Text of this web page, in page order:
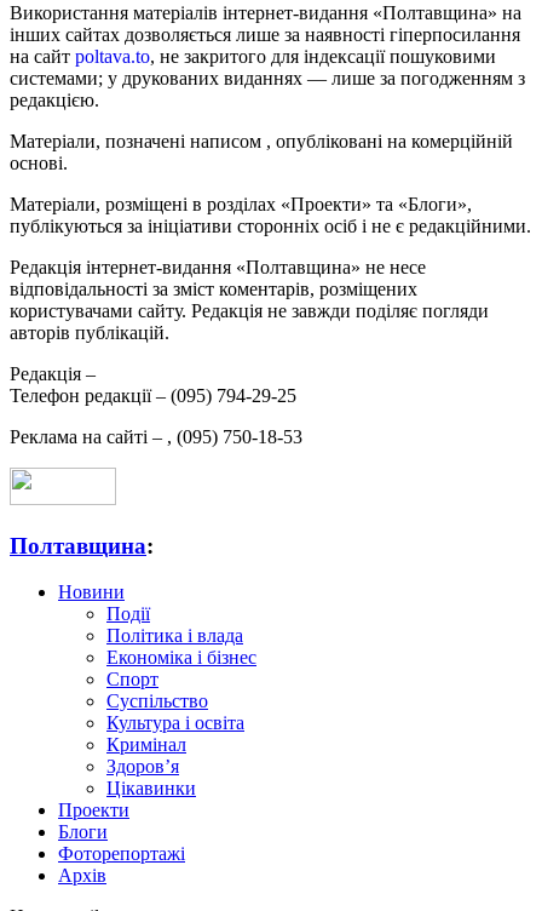
Використання матеріалів інтернет-видання «Полтавщина» на
інших сайтах дозволяється лише за наявності гіперпосилання
на сайт poltava.to, не закритого для індексації пошуковими
системами; у друкованих виданнях — лише за погодженням з
редакцією.
Матеріали, позначені написом , опубліковані на комерційній
основі.
Матеріали, розміщені в розділах «Проекти» та «Блоги»,
публікуються за ініціативи сторонніх осіб і не є редакційними.
Редакція інтернет-видання «Полтавщина» не несе
відповідальності за зміст коментарів, розміщених
користувачами сайту. Редакція не завжди поділяє погляди
авторів публікацій.
Редакція –
Телефон редакції – (095) 794-29-25
Реклама на сайті – , (095) 750-18-53
Полтавщина:
Новини
Події
Політика і влада
Економіка і бізнес
Спорт
Суспільство
Культура і освіта
Кримінал
Здоров’я
Цікавинки
Проекти
Блоги
Фоторепортажі
Архів